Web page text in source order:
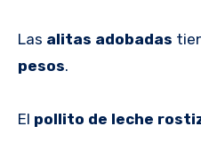
Las alitas adobadas
pesos.
El pollito de leche